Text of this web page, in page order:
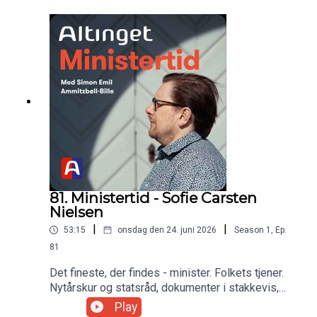
ministerierne, og om at være nederst i
ministerhierarkiet: "Jeg synes bare, at det var
spændende at være med."
81. Ministertid - Sofie Carsten
Nielsen
53:15 | onsdag den 24. juni 2026 | Season 1 , Ep.
81
Det fineste, der findes - minister. Folkets tjener.
Nytårskur og statsråd, dokumenter i stakkevis,
samråd, samråd, samråd. Kritik, paragraf 20,
Play